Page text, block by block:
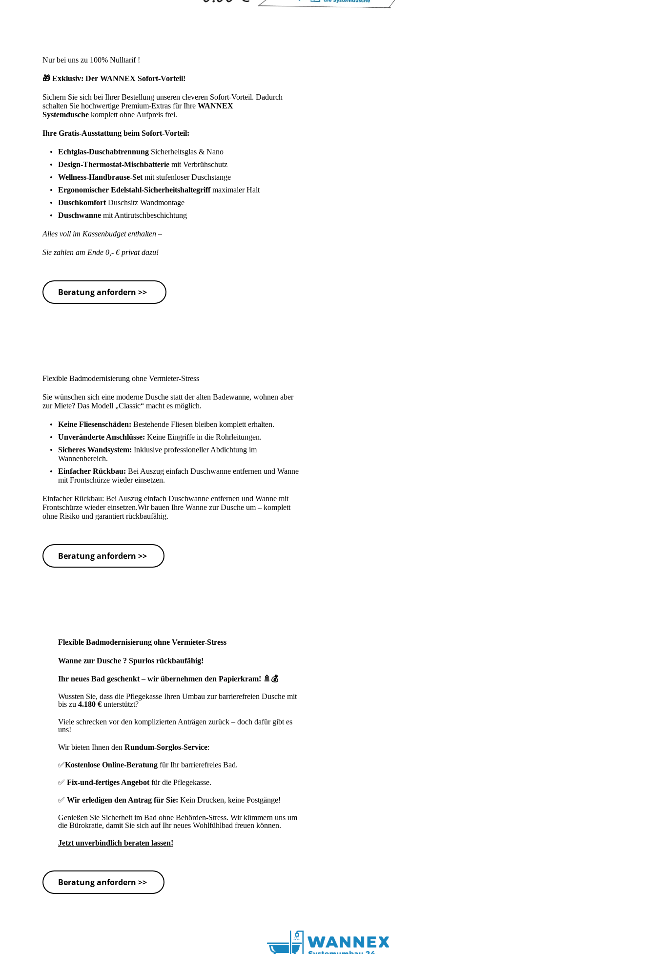
Nur bei uns zu 100% Nulltarif !
🎁 Exklusiv: Der WANNEX Sofort-Vorteil!
Sichern Sie sich bei Ihrer Bestellung unseren cleveren Sofort-Vorteil. Dadurch
schalten Sie hochwertige Premium-Extras für Ihre WANNEX
Systemdusche komplett ohne Aufpreis frei.
Ihre Gratis-Ausstattung beim Sofort-Vorteil:
Echtglas-Duschabtrennung Sicherheitsglas & Nano
Design-Thermostat-Mischbatterie mit Verbrühschutz
Wellness-Handbrause-Set mit stufenloser Duschstange
Ergonomischer Edelstahl-Sicherheitshaltegriffmaximaler Halt
Duschkomfort Duschsitz Wandmontage
Duschwanne mit Antirutschbeschichtung
Alles voll im Kassenbudget enthalten –
Sie zahlen am Ende 0,- € privat dazu!
Beratung anfordern >>
Flexible Badmodernisierung ohne Vermieter-Stress
Sie wünschen sich eine moderne Dusche statt der alten Badewanne, wohnen aber
zur Miete? Das Modell „Classic“ macht es möglich.
Keine Fliesenschäden: Bestehende Fliesen bleiben komplett erhalten.
Unveränderte Anschlüsse: Keine Eingriffe in die Rohrleitungen.
Sicheres Wandsystem: Inklusive professioneller Abdichtung im
Wannenbereich.
Einfacher Rückbau: Bei Auszug einfach Duschwanne entfernen und Wanne
mit Frontschürze wieder einsetzen.
Einfacher Rückbau: Bei Auszug einfach Duschwanne entfernen und Wanne mit
Frontschürze wieder einsetzen.Wir bauen Ihre Wanne zur Dusche um – komplett
ohne Risiko und garantiert rückbaufähig.
Beratung anfordern >>
Flexible Badmodernisierung ohne Vermieter-Stress
Wanne zur Dusche ? Spurlos rückbaufähig!
Ihr neues Bad geschenkt – wir übernehmen den Papierkram! 🚿💰
Wussten Sie, dass die Pflegekasse Ihren Umbau zur barrierefreien Dusche mit
bis zu 4.180 € unterstützt?
Viele schrecken vor den komplizierten Anträgen zurück – doch dafür gibt es
uns!
Wir bieten Ihnen den Rundum-Sorglos-Service:
✅Kostenlose Online-Beratung für Ihr barrierefreies Bad.
✅ Fix-und-fertiges Angebot für die Pflegekasse.
✅ Wir erledigen den Antrag für Sie: Kein Drucken, keine Postgänge!
Genießen Sie Sicherheit im Bad ohne Behörden-Stress. Wir kümmern uns um
die Bürokratie, damit Sie sich auf Ihr neues Wohlfühlbad freuen können.
Jetzt unverbindlich beraten lassen!
Beratung anfordern >>